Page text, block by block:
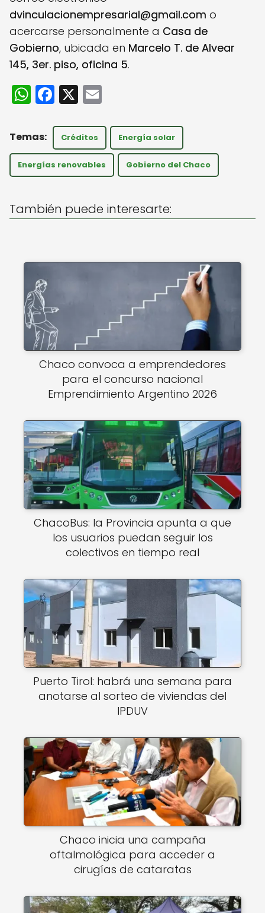
dvinculacionempresarial@gmail.com o
acercarse personalmente a Casa de
Gobierno, ubicada en Marcelo T. de Alvear
145, 3er. piso, oficina 5.
W
h
a
ts
A
p
F
a
c
e
b
o
k
X
ai
l
Créditos Energía solar
Energías renovables Gobierno del Chaco
También puede interesarte:
Chaco convoca a emprendedores
para el concurso nacional
Emprendimiento Argentino 2026
ChacoBus: la Provincia apunta a que
los usuarios puedan seguir los
colectivos en tiempo real
Puerto Tirol: habrá una semana para
anotarse al sorteo de viviendas del
IPDUV
Chaco inicia una campaña
oftalmológica para acceder a
cirugías de cataratas